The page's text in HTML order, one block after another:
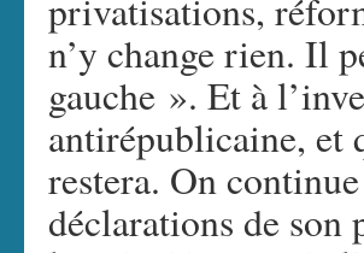
privatisations,
n’y change rien. Il
gauche ». Et à
antirépublicaine, et
restera. On
déclarations de son